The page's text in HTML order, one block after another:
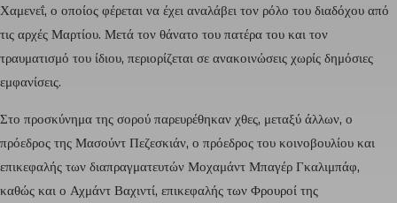
Χαμενεΐ, ο οποίος φέρεται να έχει αναλάβει τον ρόλο του διαδόχου από
τις αρχές Μαρτίου. Μετά τον θάνατο του πατέρα του και τον
τραυματισμό του ίδιου, περιορίζεται σε ανακοινώσεις χωρίς δημόσιες
εμφανίσεις.
Στο προσκύνημα της σορού παρευρέθηκαν χθες, μεταξύ άλλων, ο
πρόεδρος της Μασούντ Πεζεσκιάν, ο πρόεδρος του κοινοβουλίου και
επικεφαλής των διαπραγματευτών Μοχαμάντ Μπαγέρ Γκαλιμπάφ,
καθώς και ο Αχμάντ Βαχιντί, επικεφαλής των Φρουροί της